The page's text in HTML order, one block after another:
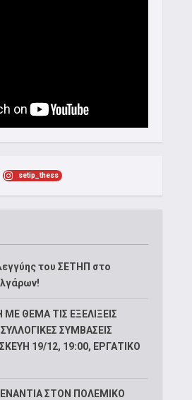
setip_thess
του ΣΕΤΗΠ στο
ΘΕΜΑ ΤΙΣ ΕΞΕΛΙΞΕΙΣ
ΣΥΜΒΑΣΕΙΣ
19/12, 19:00, ΕΡΓΑΤΙΚΟ
ΣΤΟΝ ΠΟΛΕΜΙΚΟ